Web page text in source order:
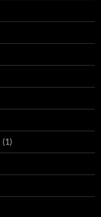
(1)